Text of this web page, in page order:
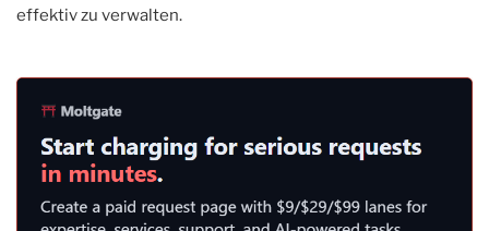
effektiv zu verwalten.